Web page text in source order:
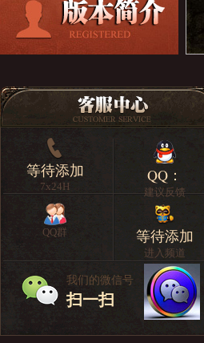
等待添加
7x24H
QQ：
建议反馈
QQ群 等待添加
进入频道
我们的微信号
扫一扫